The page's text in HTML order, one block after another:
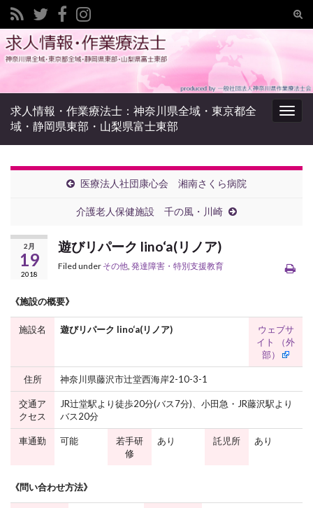
Search for:
求人情報・作業療法士：神奈川県全域・東京都全
域・静岡県東部・山梨県富士東部
医療法人社団康心会 湘南さくら病院
介護老人保健施設 千の風・川崎
2月
19
2018
遊びリパーク lino‘a(リノア)
Filed under その他, 発達障害・特別支援教育
《施設の概要》
施設名 遊びリパーク lino‘a(リノア)
ウェブサ
イト （外
部）
住所 神奈川県藤沢市辻堂西海岸2-10-3-1
交通ア
クセス
JR辻堂駅より徒歩20分(バス7分)、小田急・JR藤沢駅より
バス20分
車通勤 可能
若手研
修
あり 託児所 あり
《問い合わせ方法》